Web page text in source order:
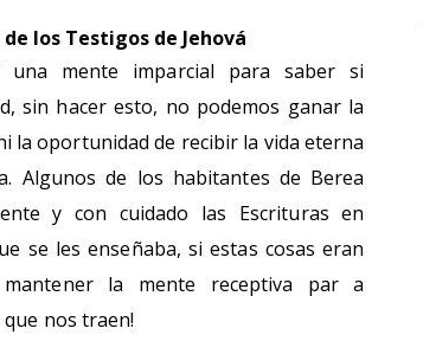
los Testigos de Jehová
una mente imparcial para saber si
sin hacer esto, no podemos ganar la
la oportunidad de recibir la vida eterna
Algunos de los habitantes de Berea
y con cuidado las Escrituras en
se les enseñaba, si estas cosas eran
mantener la mente receptiva par a
nos traen!